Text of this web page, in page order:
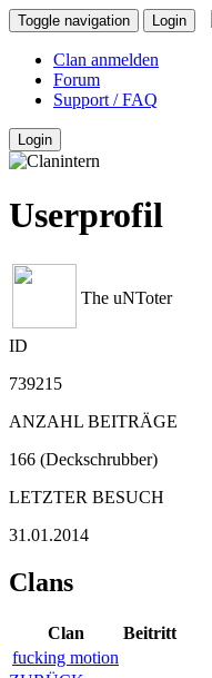
Toggle navigation Login
Clan anmelden
Forum
Support / FAQ
Login
Userprofil
The uNToter
ID
739215
ANZAHL BEITRÄGE
166 (Deckschrubber)
LETZTER BESUCH
31.01.2014
Clans
Clan
Beitritt
fucking motion